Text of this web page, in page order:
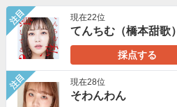
注目 現在22位
てんちむ（橋本甜歌）
採点する
注目 現在28位
そわんわん